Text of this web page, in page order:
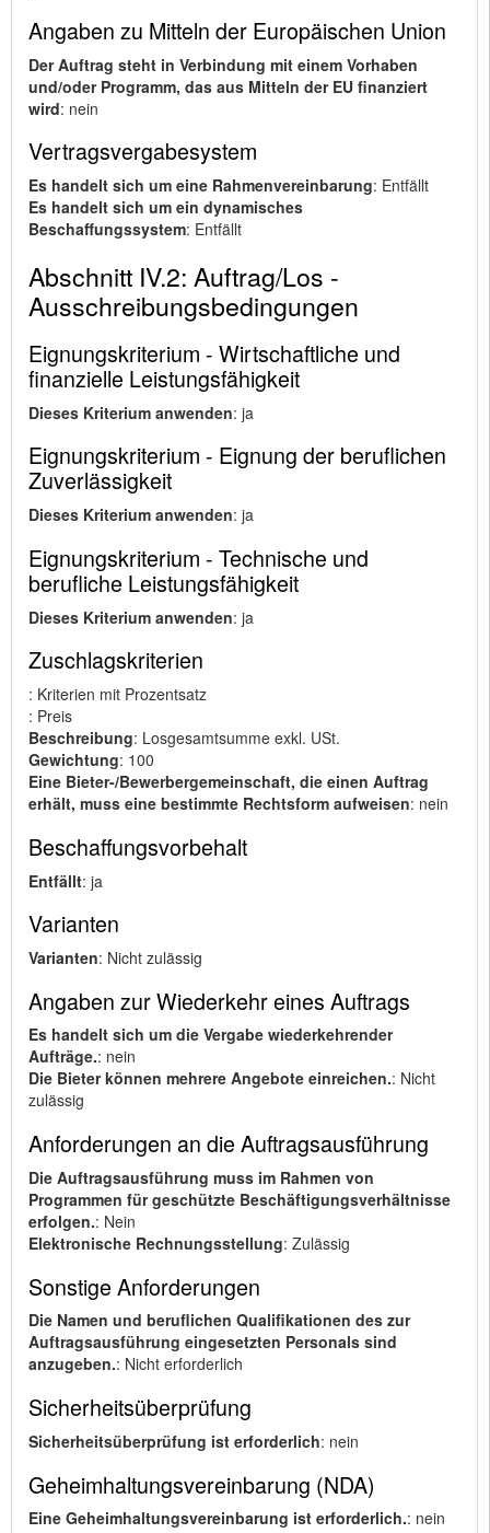
Angaben zu Mitteln der Europäischen Union
Der Auftrag steht in Verbindung mit einem Vorhaben
und/oder Programm, das aus Mitteln der EU finanziert
wird: nein
Vertragsvergabesystem
Es handelt sich um eine Rahmenvereinbarung: Entfällt
Es handelt sich um ein dynamisches
Beschaffungssystem: Entfällt
Abschnitt IV.2: Auftrag/Los -
Ausschreibungsbedingungen
Eignungskriterium - Wirtschaftliche und
finanzielle Leistungsfähigkeit
Dieses Kriterium anwenden: ja
Eignungskriterium - Eignung der beruflichen
Zuverlässigkeit
Dieses Kriterium anwenden: ja
Eignungskriterium - Technische und
berufliche Leistungsfähigkeit
Dieses Kriterium anwenden: ja
Zuschlagskriterien
: Kriterien mit Prozentsatz
: Preis
Beschreibung: Losgesamtsumme exkl. USt.
Gewichtung: 100
Eine Bieter-/Bewerbergemeinschaft, die einen Auftrag
erhält, muss eine bestimmte Rechtsform aufweisen: nein
Beschaffungsvorbehalt
Entfällt: ja
Varianten
Varianten: Nicht zulässig
Angaben zur Wiederkehr eines Auftrags
Es handelt sich um die Vergabe wiederkehrender
Aufträge.: nein
Die Bieter können mehrere Angebote einreichen.: Nicht
zulässig
Anforderungen an die Auftragsausführung
Die Auftragsausführung muss im Rahmen von
Programmen für geschützte Beschäftigungsverhältnisse
erfolgen.: Nein
Elektronische Rechnungsstellung: Zulässig
Sonstige Anforderungen
Die Namen und beruflichen Qualifikationen des zur
Auftragsausführung eingesetzten Personals sind
anzugeben.: Nicht erforderlich
Sicherheitsüberprüfung
Sicherheitsüberprüfung ist erforderlich: nein
Geheimhaltungsvereinbarung (NDA)
Eine Geheimhaltungsvereinbarung ist erforderlich.: nein